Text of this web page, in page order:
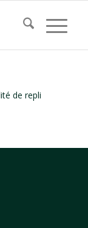
de repli